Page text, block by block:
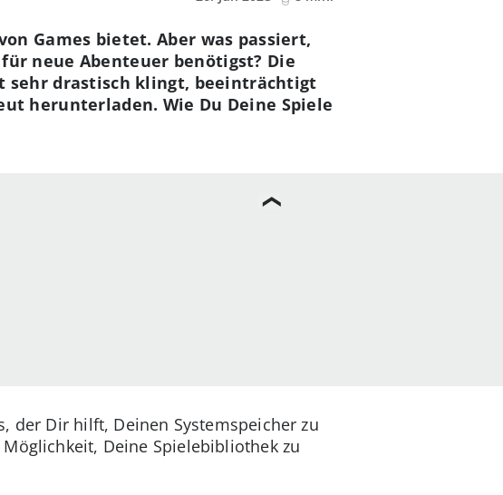
Games bietet. Aber was passiert,
neue Abenteuer benötigst? Die
sehr drastisch klingt, beeinträchtigt
herunterladen. Wie Du Deine Spiele
der Dir hilft, Deinen Systemspeicher zu
Deine Spielebibliothek zu